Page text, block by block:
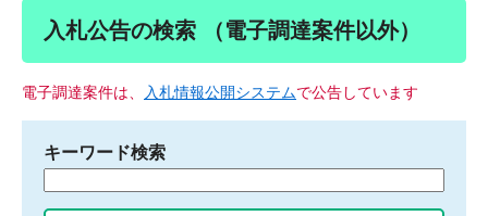
入札公告の検索 （電子調達案件以外）
電子調達案件は、 入札情報公開システムで公告しています
キーワード検索